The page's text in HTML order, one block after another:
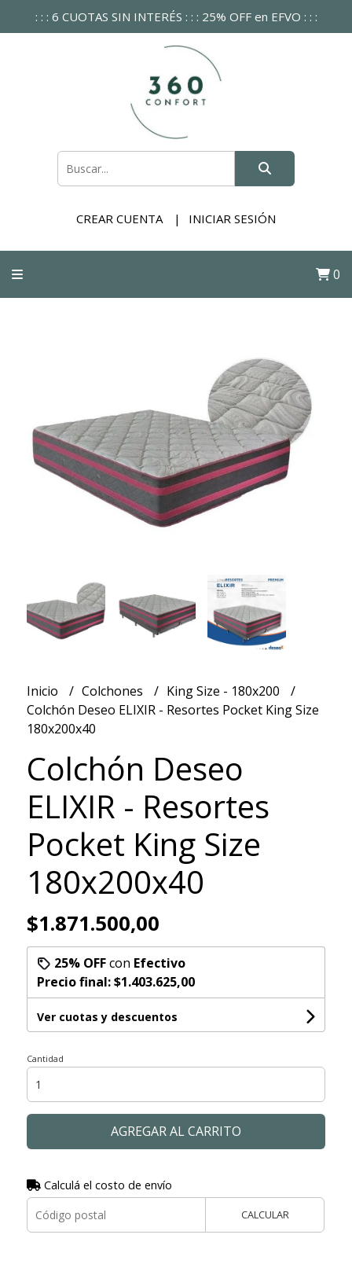
: : : 6 CUOTAS SIN INTERÉS : : : 25% OFF en EFVO : : :
CREAR CUENTA INICIAR SESIÓN
0
Inicio Colchones
King Size - 180x200
Colchón Deseo ELIXIR - Resortes Pocket King Size
180x200x40
Colchón Deseo
ELIXIR - Resortes
Pocket King Size
180x200x40
$1.871.500,00
25% OFFcon Efectivo
Precio final:$1.403.625,00
Ver cuotas y descuentos
Cantidad
AGREGAR AL CARRITO
Calculá el costo de envío
CALCULAR